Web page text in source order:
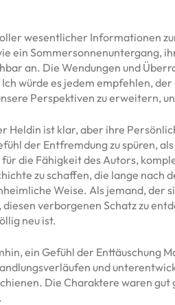
wesentlicher Informationen
ein Sommersonnenuntergang,
an. Die Wendungen und
würde es jedem empfehlen,
Perspektiven zu erweitern,
Heldin ist klar, aber ihre
der Entfremdung zu spüren,
die Fähigkeit des Autors,
zu schaffen, die lange nach
Weise. Als jemand, der
verborgenen Schatz zu
neu ist.
ein Gefühl der Enttäuschung
und
Die Charaktere waren